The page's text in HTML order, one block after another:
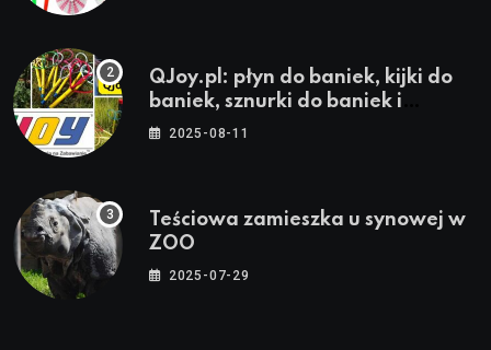
QJoy.pl: płyn do baniek, kijki do
baniek, sznurki do baniek i
zestawy do baniek
2025-08-11
Teściowa zamieszka u synowej w
ZOO
2025-07-29